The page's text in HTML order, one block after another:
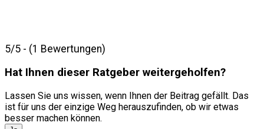
5/5 - (1 Bewertungen)
Hat Ihnen dieser Ratgeber weitergeholfen?
Lassen Sie uns wissen, wenn Ihnen der Beitrag gefällt. Das
ist für uns der einzige Weg herauszufinden, ob wir etwas
besser machen können.